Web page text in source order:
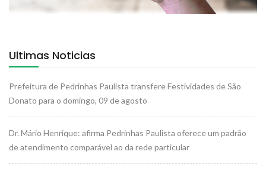
Ultimas Noticias
Prefeitura de Pedrinhas Paulista transfere Festividades de São
Donato para o domingo, 09 de agosto
Dr. Mário Henrique: afirma Pedrinhas Paulista oferece um padrão
de atendimento comparável ao da rede particular